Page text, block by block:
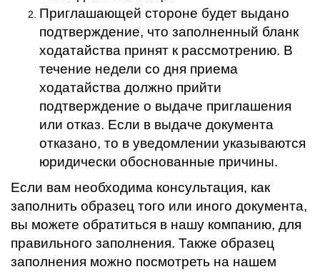
Приглашающей стороне будет выдано
подтверждение, что заполненный бланк
ходатайства принят к рассмотрению. В
течение недели со дня приема
ходатайства должно прийти
подтверждение о выдаче приглашения
или отказ. Если в выдаче документа
отказано, то в уведомлении указываются
юридически обоснованные причины.
Если вам необходима консультация, как
заполнить образец того или иного документа,
вы можете обратиться в нашу компанию, для
правильного заполнения. Также образец
заполнения можно посмотреть на нашем